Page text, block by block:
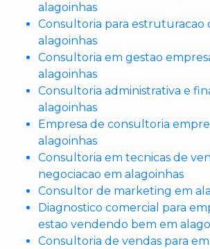
alagoinhas
Consultoria para estruturacao
alagoinhas
Consultoria em gestao
alagoinhas
Consultoria administrativa e
alagoinhas
Empresa de consultoria
alagoinhas
Consultoria em tecnicas de
negociacao em alagoinhas
Consultor de marketing em
Diagnostico comercial para
estao vendendo bem em
Consultoria de vendas para